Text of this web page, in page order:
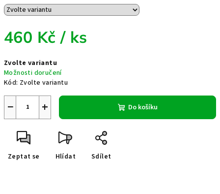
460 Kč / ks
cena:
Zvolte variantu
Možnosti doručení
Kód: Zvolte variantu
+
− Do košíku
Zeptat se Hlídat Sdílet